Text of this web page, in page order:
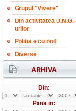
Grupul "Vivere"
Din activitatea O.N.G.-
urilor
Poliția e cu noi!
Diverse
ARHIVA
Din:
Pana in: